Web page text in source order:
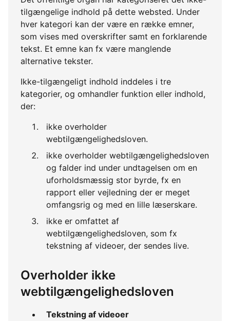
tilgængelige indhold på dette websted. Under
hver kategori kan der være en række emner,
som vises med overskrifter samt en forklarende
tekst. Et emne kan fx være manglende
alternative tekster.
Ikke-tilgængeligt indhold inddeles i tre
kategorier, og omhandler funktion eller indhold,
der:
ikke overholder
webtilgængelighedsloven.
ikke overholder webtilgængelighedsloven
og falder ind under undtagelsen om en
uforholdsmæssig stor byrde, fx en
rapport eller vejledning der er meget
omfangsrig og med en lille læserskare.
ikke er omfattet af
webtilgængelighedsloven, som fx
tekstning af videoer, der sendes live.
Overholder ikke
webtilgængelighedsloven
Tekstning af videoer